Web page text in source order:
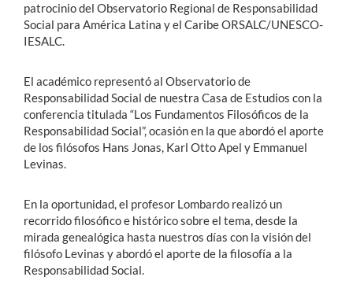
patrocinio del Observatorio Regional de Responsabilidad
Social para América Latina y el Caribe ORSALC/UNESCO-
IESALC.
El académico representó al Observatorio de
Responsabilidad Social de nuestra Casa de Estudios con la
conferencia titulada “Los Fundamentos Filosóficos de la
Responsabilidad Social”, ocasión en la que abordó el aporte
de los filósofos Hans Jonas, Karl Otto Apel y Emmanuel
Levinas.
En la oportunidad, el profesor Lombardo realizó un
recorrido filosófico e histórico sobre el tema, desde la
mirada genealógica hasta nuestros días con la visión del
filósofo Levinas y abordó el aporte de la filosofía a la
Responsabilidad Social.